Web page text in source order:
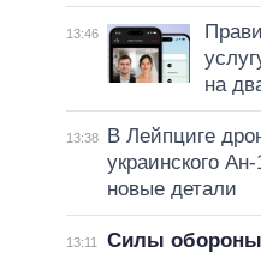
13:46
на
13:38
В Лейпциге
украинского
новые детали
13:11
Силы обороны